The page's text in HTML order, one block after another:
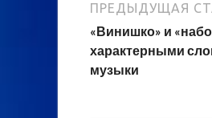
ПРЕДЫДУЩАЯ
«Винишко» и
характерными
музыки